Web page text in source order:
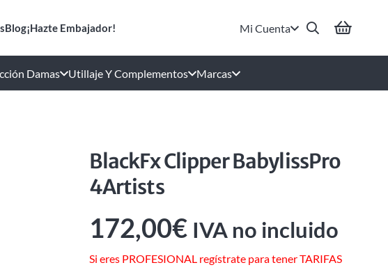
Blog¡Hazte Embajador! Mi Cuenta
Damas Utillaje Y Complementos Marcas
BlackFx Clipper BabylissPro
4Artists
172,00€ IVA no incluido
Si eres PROFESIONAL regístrate para tener TARIFAS